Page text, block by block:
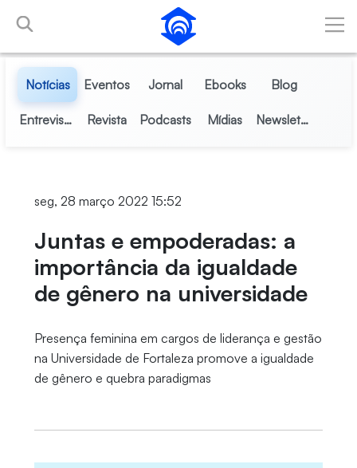
Pular para o Conteúdo principal
Notícias Eventos Jornal Ebooks Blog
Entrevistas Revista Podcasts Mídias Newsletter
seg, 28 março 2022 15:52
Juntas e empoderadas: a
importância da igualdade
de gênero na universidade
Presença feminina em cargos de liderança e gestão
na Universidade de Fortaleza promove a igualdade
de gênero e quebra paradigmas